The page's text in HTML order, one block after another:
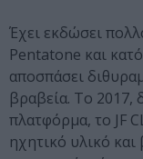
Έχει εκδώσει
Pentatone και
αποσπάσει
βραβεία. To 2017,
πλατφόρμα, το JF
ηχητικό υλικό